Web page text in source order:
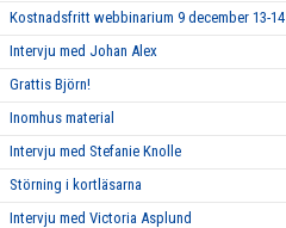
Kostnadsfritt webbinarium 9 december 13-14
Intervju med Johan Alex
Grattis Björn!
Inomhus material
Intervju med Stefanie Knolle
Störning i kortläsarna
Intervju med Victoria Asplund